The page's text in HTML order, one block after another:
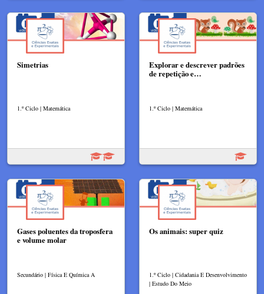
Simetrias
1.º Ciclo | Matemática
Explorar e descrever padrões
de repetição e…
1.º Ciclo | Matemática
Gases poluentes da troposfera
e volume molar
Secundário | Física E Química A
Os animais: super quiz
1.º Ciclo | Cidadania E Desenvolvimento
| Estudo Do Meio